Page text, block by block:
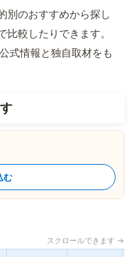
別のおすすめから探し
較したりできます。
式情報と独自取材をも
む
スクロールできます →